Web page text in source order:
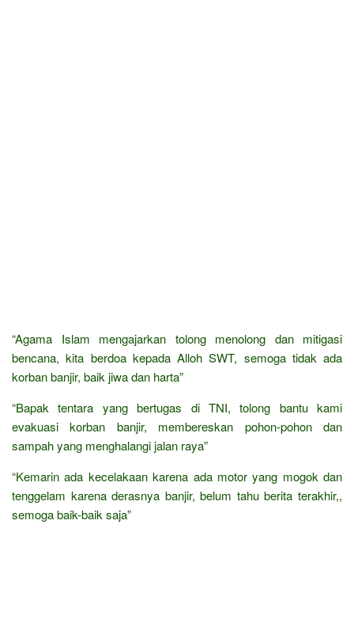
“Agama Islam mengajarkan tolong menolong dan mitigasi
bencana, kita berdoa kepada Alloh SWT, semoga tidak ada
korban banjir, baik jiwa dan harta”
“Bapak tentara yang bertugas di TNI, tolong bantu kami
evakuasi korban banjir, membereskan pohon-pohon dan
sampah yang menghalangi jalan raya”
“Kemarin ada kecelakaan karena ada motor yang mogok dan
tenggelam karena derasnya banjir, belum tahu berita terakhir,,
semoga baik-baik saja”